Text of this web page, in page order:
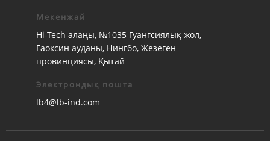
Мекенжай
Hi-Tech алаңы, №1035 Гуангсиялық жол,
Гаоксин ауданы, Нингбо, Жезеген
провинциясы, Қытай
Электрондық пошта
lb4@lb-ind.com